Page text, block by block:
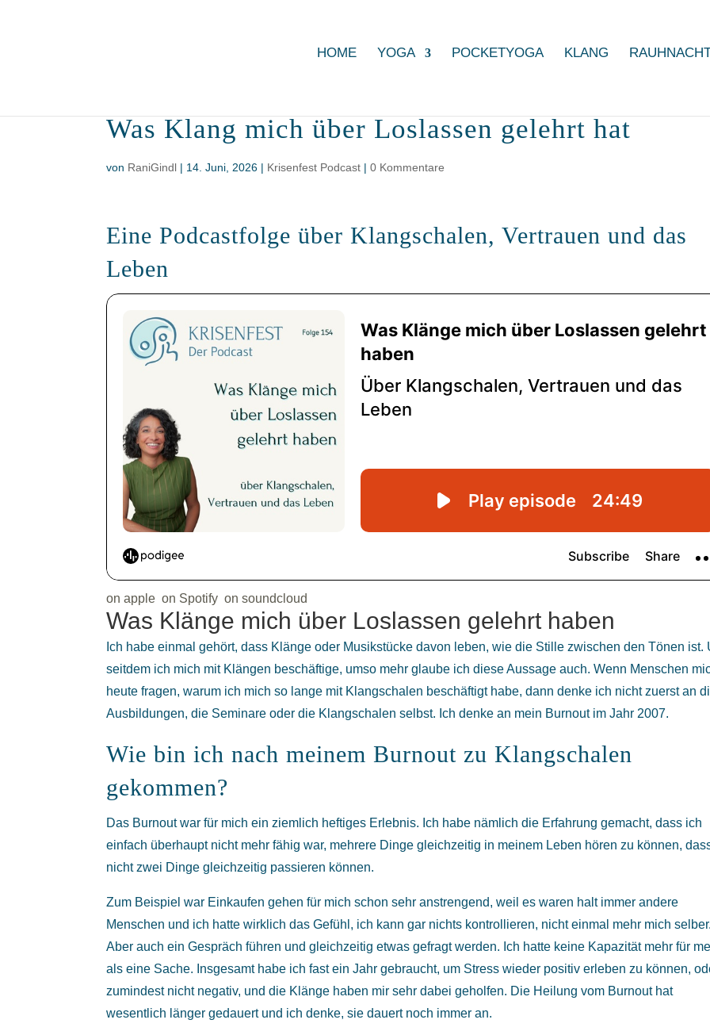
HOME YOGA POCKETYOGA KLANG
Was Klang mich über Loslassen gelehrt hat
von RaniGindl | 14. Juni, 2026 | Krisenfest Podcast |0 Kommentare
Eine Podcastfolge über Klangschalen, Vertrauen und das
Leben
on apple on Spotify on soundcloud
Was Klänge mich über Loslassen gelehrt haben
Ich habe einmal gehört, dass Klänge oder Musikstücke davon leben, wie die Stille zwischen den Tönen ist.
seitdem ich mich mit Klängen beschäftige, umso mehr glaube ich diese Aussage auch. Wenn Menschen
heute fragen, warum ich mich so lange mit Klangschalen beschäftigt habe, dann denke ich nicht zuerst an
Ausbildungen, die Seminare oder die Klangschalen selbst. Ich denke an mein Burnout im Jahr 2007.
Wie bin ich nach meinem Burnout zu Klangschalen
gekommen?
Das Burnout war für mich ein ziemlich heftiges Erlebnis. Ich habe nämlich die Erfahrung gemacht, dass ich
einfach überhaupt nicht mehr fähig war, mehrere Dinge gleichzeitig in meinem Leben hören zu können,
nicht zwei Dinge gleichzeitig passieren können.
Zum Beispiel war Einkaufen gehen für mich schon sehr anstrengend, weil es waren halt immer andere
Menschen und ich hatte wirklich das Gefühl, ich kann gar nichts kontrollieren, nicht einmal mehr mich selber.
Aber auch ein Gespräch führen und gleichzeitig etwas gefragt werden. Ich hatte keine Kapazität mehr für
als eine Sache. Insgesamt habe ich fast ein Jahr gebraucht, um Stress wieder positiv erleben zu können,
zumindest nicht negativ, und die Klänge haben mir sehr dabei geholfen. Die Heilung vom Burnout hat
wesentlich länger gedauert und ich denke, sie dauert noch immer an.